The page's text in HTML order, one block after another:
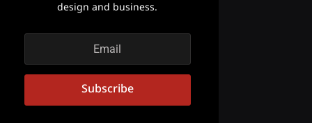
design and business.
Subscribe